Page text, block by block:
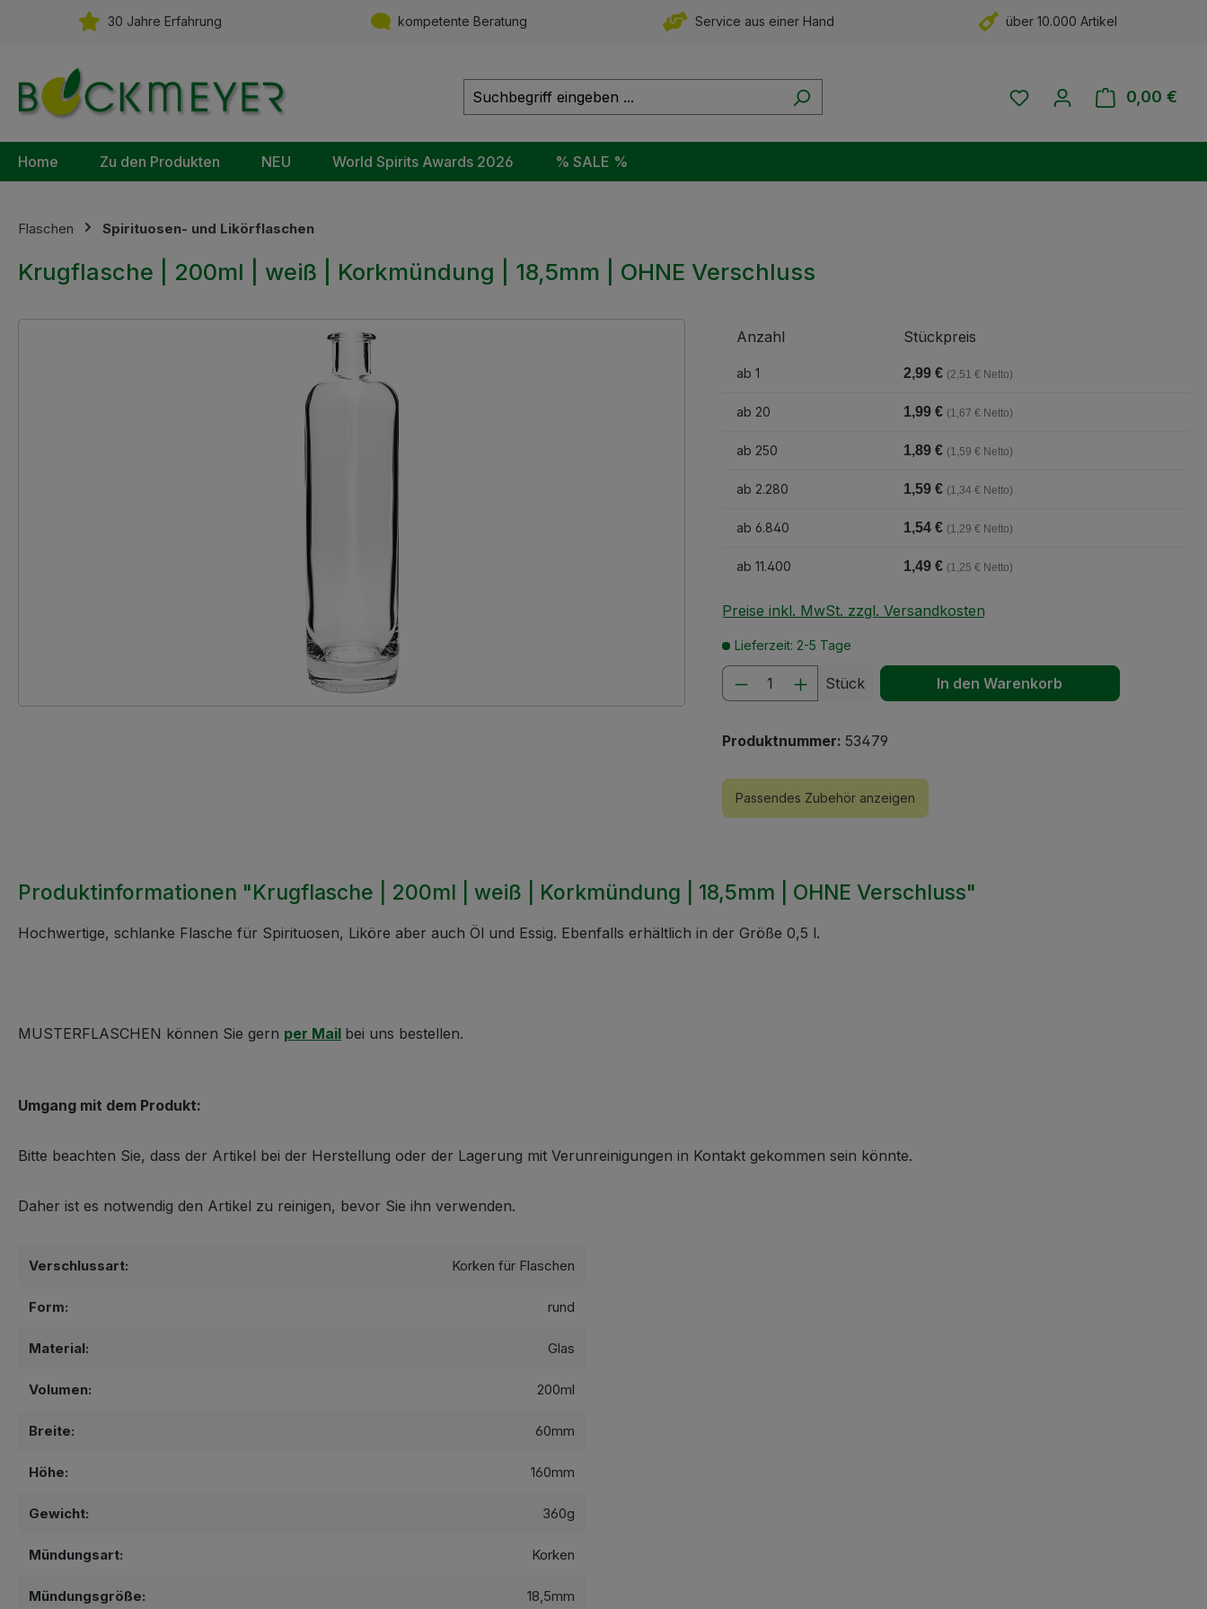
Hauptinhalt springen
Zur Suche springen
Zur Hauptnavigation springen
30 Jahre Erfahrung kompetente Beratung Service aus einer Hand über 10.000 Artikel
Du hast 0 Produkte auf
0,00 €
Home Zu den Produkten NEU World Spirits Awards 2026 % SALE %
Flaschen Spirituosen- und Likörflaschen
Krugflasche | 200ml | weiß | Korkmündung | 18,5mm | OHNE Verschluss
Anzahl Stückpreis
ab 1 2,99 € (2,51 € Netto)
ab 20 1,99 € (1,67 € Netto)
ab 250 1,89 € (1,59 € Netto)
ab 2.280 1,59 € (1,34 € Netto)
ab 6.840 1,54 € (1,29 € Netto)
ab 11.400 1,49 € (1,25 € Netto)
Preise inkl. MwSt. zzgl. Versandkosten
Lieferzeit: 2-5 Tage
Produkt Anzahl: Gib den gewünschten Wert
Stück In den Warenkorb
Produktnummer: 53479
Passendes Zubehör anzeigen
Produktinformationen "Krugflasche | 200ml | weiß | Korkmündung | 18,5mm | OHNE Verschluss"
Hochwertige, schlanke Flasche für Spirituosen, Liköre aber auch Öl und Essig. Ebenfalls erhältlich in der Größe 0,5 l.
MUSTERFLASCHEN können Sie gern per Mail bei uns bestellen.
Umgang mit dem Produkt:
Bitte beachten Sie, dass der Artikel bei der Herstellung oder der Lagerung mit Verunreinigungen in Kontakt gekommen sein könnte.
Daher ist es notwendig den Artikel zu reinigen, bevor Sie ihn verwenden.
Verschlussart: Korken für Flaschen
Form: rund
Material: Glas
Volumen: 200ml
Breite: 60mm
Höhe: 160mm
Gewicht: 360g
Mündungsart: Korken
Mündungsgröße: 18,5mm